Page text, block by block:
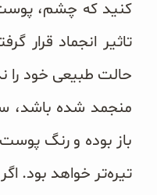
کنید که چشم،
تاثیر انجماد قرار
حالت طبیعی خود را
منجمد شده باشد،
باز بوده و رنگ
تیره‌تر خواهد بود.